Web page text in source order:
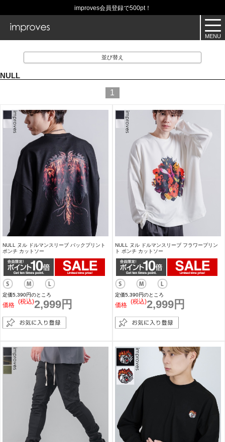
improves会員登録で500pt！
並び替え
NULL
1
NULL ヌル ドルマンスリーブ バックプリント
ポンチ カットソー
定価5,390円のところ
価格 2,999円
(税込)
NULL ヌル ドルマンスリーブ フラワープリン
ト ポンチ カットソー
定価5,390円のところ
価格 2,999円
(税込)